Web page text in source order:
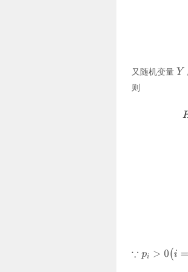
又随机变量
则